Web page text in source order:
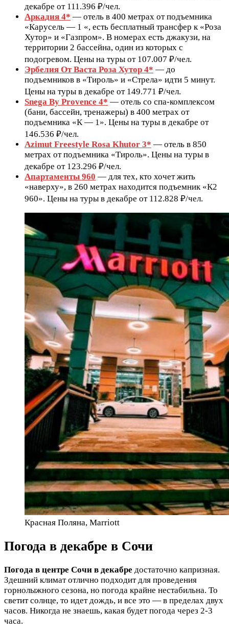
декабре от 111.396 ₽/чел.
Аркадия 4* — отель в 400 метрах от подъемника
«Карусель — 1 «, есть бесплатный трансфер к «Роза
Хутор» и «Газпром». В номерах есть джакузи, на
территории 2 бассейна, один из которых с
подогревом. Цены на туры от 107.007 ₽/чел.
Эрбелия От Васта Роза Хутор 4* — до
подъемников в «Тироль» и «Стрела» идти 5 минут.
Цены на туры в декабре от 149.771 ₽/чел.
Snega By Provence 4* — отель со спа-комплексом
(бани, бассейн, тренажеры) в 400 метрах от
подъемника «К — 1». Цены на туры в декабре от
146.536 ₽/чел.
Azimut Freestyle Rosa Khutor 3* — отель в 850
метрах от подъемника «Тироль». Цены на туры в
декабре от 123.296 ₽/чел.
Апартаменты 960 — для тех, кто хочет жить
«наверху», в 260 метрах находится подъемник «К2
960». Цены на туры в декабре от 112.828 ₽/чел.
Красная Поляна, Marriott
Погода в декабре в Сочи
Погода в центре Сочи в декабре достаточно капризная.
Здешний климат отлично подходит для проведения
горнолыжного сезона, но погода крайне нестабильна. То
светит солнце, то идет дождь, и все это — в пределах двух
часов. Никогда не знаешь, какая будет погода через 2-3
часа.